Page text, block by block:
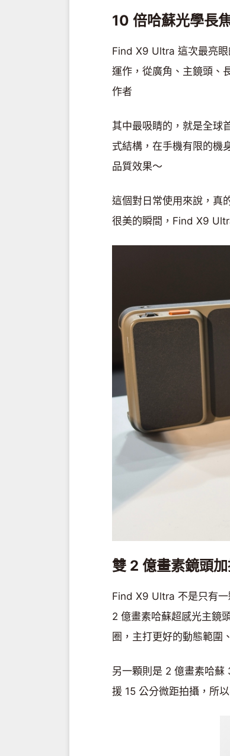
10 倍哈蘇光學長
Find X9 Ultra 這次最亮眼
運作，從廣角、主鏡頭、
作者
其中最吸睛的，就是全球
式結構，在手機有限的機
品質效果～
這個對日常使用來說，真
很美的瞬間，Find X9
雙 2 億畫素鏡頭
Find X9 Ultra 不是只有
2 億畫素哈蘇超感光主鏡
圈，主打更好的動態範圍
另一顆則是 2 億畫素哈
援 15 公分微距拍攝，所